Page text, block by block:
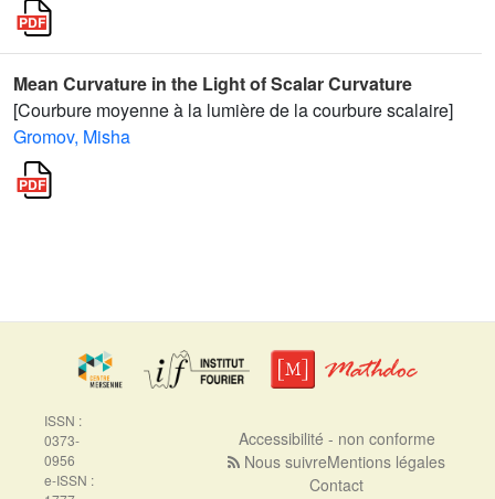
Mean Curvature in the Light of Scalar Curvature
[Courbure moyenne à la lumière de la courbure scalaire]
Gromov, Misha
ISSN :
0373-
0956
e-ISSN :
Accessibilité - non conforme
Nous suivreMentions légales
Contact